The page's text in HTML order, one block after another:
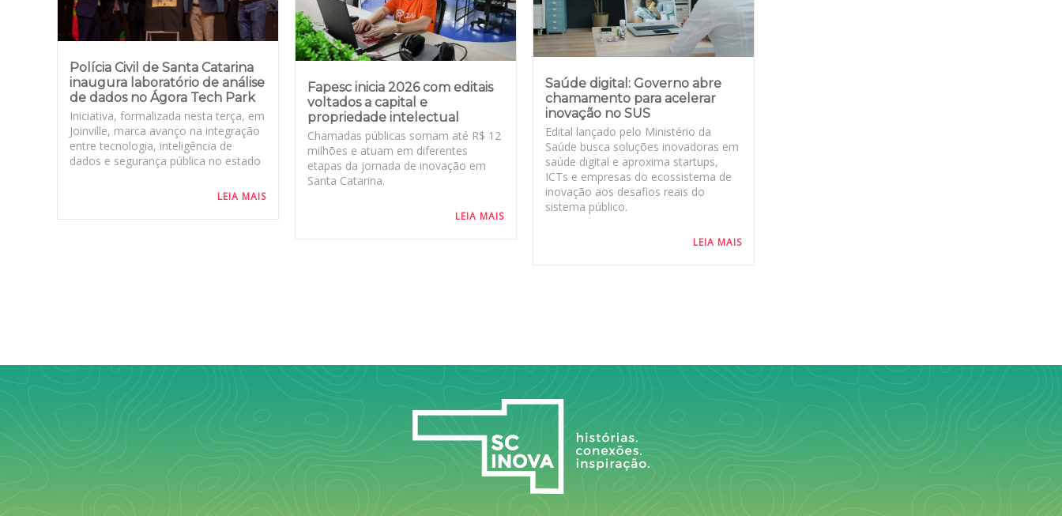
Polícia Civil de Santa Catarina
inaugura laboratório de análise
de dados no Ágora Tech Park
Iniciativa, formalizada nesta terça, em
Joinville, marca avanço na integração
entre tecnologia, inteligência de
dados e segurança pública no estado
LEIA MAIS
Fapesc inicia 2026 com editais
voltados a capital e
propriedade intelectual
Chamadas públicas somam até R$ 12
milhões e atuam em diferentes
etapas da jornada de inovação em
Santa Catarina.
LEIA MAIS
Saúde digital: Governo abre
chamamento para acelerar
inovação no SUS
Edital lançado pelo Ministério da
Saúde busca soluções inovadoras em
saúde digital e aproxima startups,
ICTs e empresas do ecossistema de
inovação aos desafios reais do
sistema público.
LEIA MAIS